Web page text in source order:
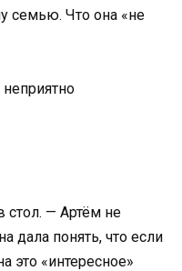
семью. Что она «не
— Артём не
дала понять, что если
это «интересное»